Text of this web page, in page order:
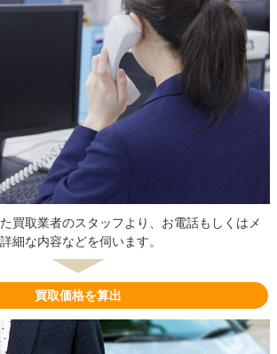
買取業者のスタッフより、お電話もしくはメ
細な内容などを伺います。
買取価格を算出